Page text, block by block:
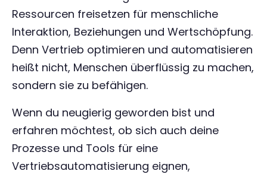
Ressourcen freisetzen für menschliche
Interaktion, Beziehungen und Wertschöpfung.
Denn Vertrieb optimieren und automatisieren
heißt nicht, Menschen überflüssig zu machen,
sondern sie zu befähigen.
Wenn du neugierig geworden bist und
erfahren möchtest, ob sich auch deine
Prozesse und Tools für eine
Vertriebsautomatisierung eignen,